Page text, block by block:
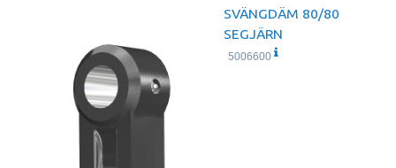
SVÄNGDÄM 80/80
SEGJÄRN
5006600